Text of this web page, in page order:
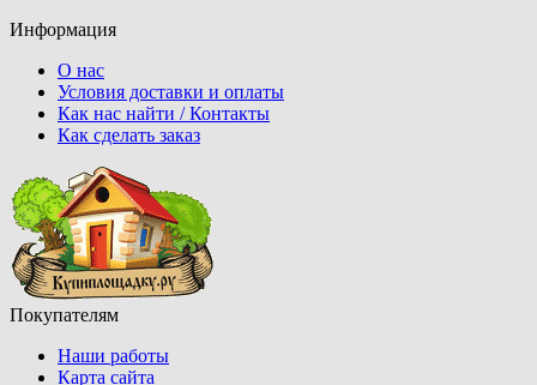
Информация
О нас
Условия доставки и оплаты
Как нас найти / Контакты
Как сделать заказ
Покупателям
Наши работы
Карта сайта